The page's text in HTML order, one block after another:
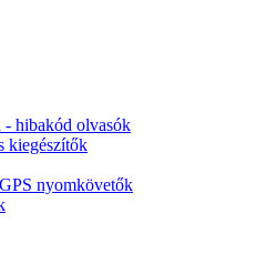
- hibakód olvasók
kiegészítők
nyomkövetők